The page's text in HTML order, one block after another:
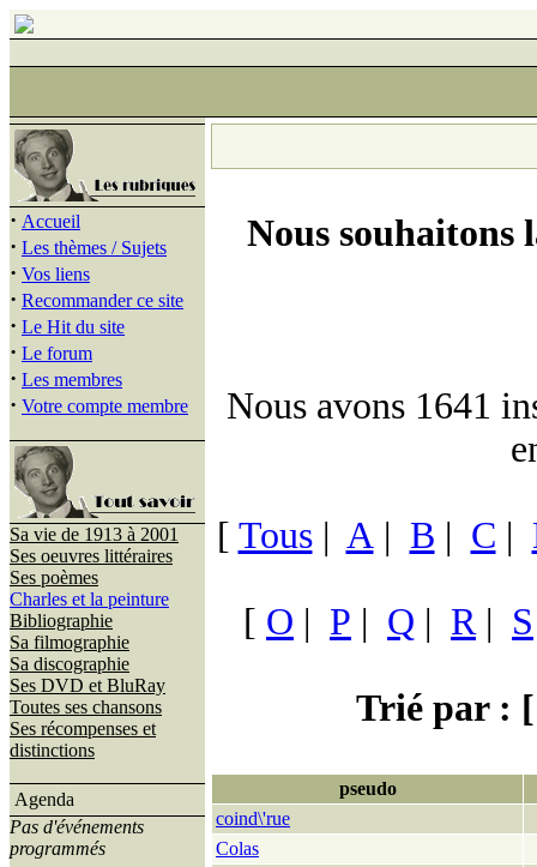
· Accueil
· Les thèmes / Sujets
· Vos liens
· Recommander ce site
· Le Hit du site
· Le forum
· Les membres
· Votre compte membre
Sa vie de 1913 à 2001
Ses oeuvres littéraires
Ses poèmes
Charles et la peinture
Bibliographie
Sa filmographie
Sa discographie
Ses DVD et BluRay
Toutes ses chansons
Ses récompenses et
distinctions
Agenda
Pas d'événements
programmés
Nous souhaitons
Nous avons 1641
[ Tous| A| B | C |
[ O | P | Q | R| S
Trié par : [
pseudo
coind\'rue
Colas